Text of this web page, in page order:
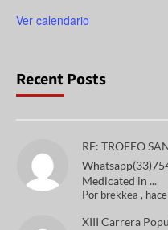
Ver calendario
Recent Posts
RE: TROFEO
Medicated in ...
Por brekkea ,
XIII Carrera